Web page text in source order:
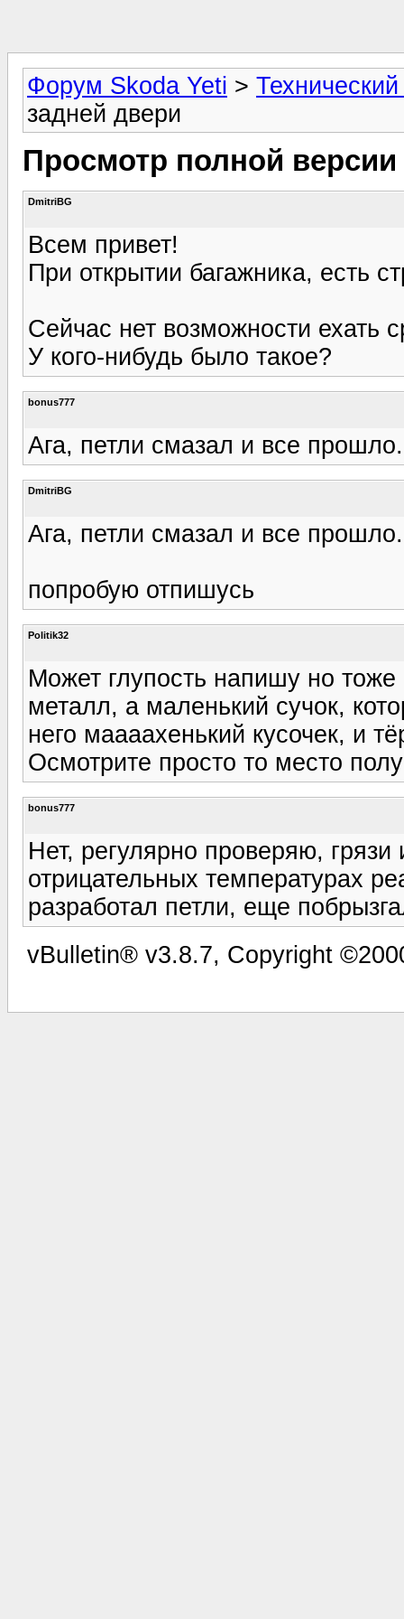
Форум Skoda Yeti >
задней двери
Просмотр полной
DmitriBG
Всем привет!
При открытии багажника, есть
Сейчас нет возможности ехать
У кого-нибудь было такое?
bonus777
Ага, петли смазал и все прошло.
DmitriBG
Ага, петли смазал и все прошло.
попробую отпишусь
Politik32
Может глупость напишу но
металл, а маленький сучок,
него маааахенький кусочек, и
Осмотрите просто то место
bonus777
Нет, регулярно проверяю, грязи
отрицательных температурах
разработал петли, еще
vBulletin® v3.8.7, Copyright